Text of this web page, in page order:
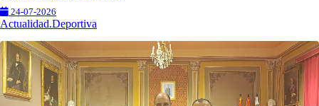
24-07-2026
Actualidad.Deportiva